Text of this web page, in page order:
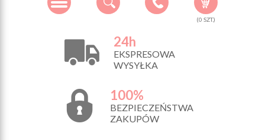
(0 SZT.)
24h
EKSPRESOWA
WYSYŁKA
100%
BEZPIECZEŃSTWA
ZAKUPÓW